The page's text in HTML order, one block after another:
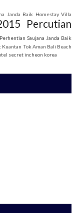
Janda Baik Homestay Villa
Percutian
Saujana Janda Baik
Kuantan Tok Aman Bali Beach
secret incheon korea